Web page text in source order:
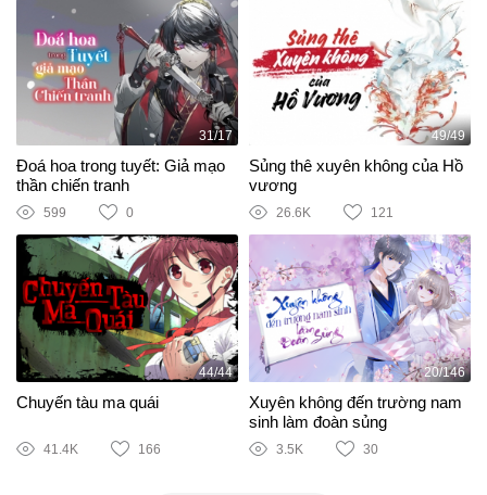
31/17
Đoá hoa trong tuyết: Giả mạo
thần chiến tranh
599 0
49/49
Sủng thê xuyên không của Hồ
vương
26.6K 121
44/44
Chuyến tàu ma quái
41.4K 166
20/146
Xuyên không đến trường nam
sinh làm đoàn sủng
3.5K 30